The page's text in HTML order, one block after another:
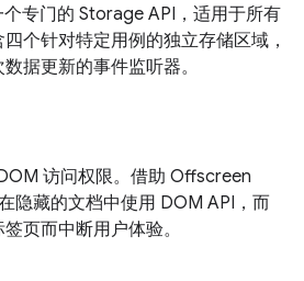
专门的 Storage API，适用于所有
个针对特定用例的独立存储区域，
据更新的事件监听器。
访问权限。借助 Offscreen
隐藏的文档中使用 DOM API，而
页而中断用户体验。